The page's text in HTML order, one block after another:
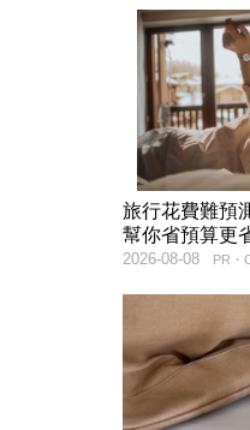
旅行花費難預
幫你省預算更
PR・
2026-08-08